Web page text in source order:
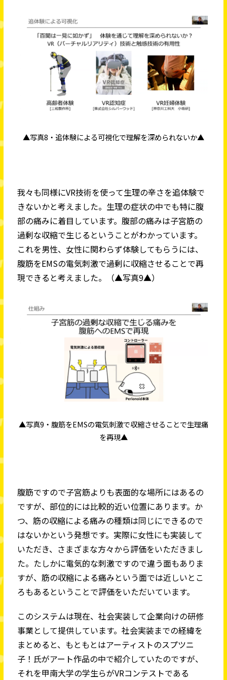
▲写真8・追体験による可視化で理解を深められないか▲
我々も同様にVR技術を使って生理の辛さを追体験で
きないかと考えました。生理の症状の中でも特に腹
部の痛みに着目しています。腹部の痛みは子宮筋の
過剰な収縮で生じるということがわかっています。
これを男性、女性に関わらず体験してもらうには、
腹筋をEMSの電気刺激で過剰に収縮させることで再
現できると考えました。（▲写真9▲）
▲写真9・腹筋をEMSの電気刺激で収縮させることで生理痛
を再現▲
腹筋ですので子宮筋よりも表面的な場所にはあるの
ですが、部位的には比較的近い位置にあります。か
つ、筋の収縮による痛みの種類は同じにできるので
はないかという発想です。実際に女性にも実装して
いただき、さまざまな方々から評価をいただきまし
た。たしかに電気的な刺激ですので違う面もありま
すが、筋の収縮による痛みという面では近しいとこ
ろもあるということで評価をいただいています。
このシステムは現在、社会実装して企業向けの研修
事業として提供しています。社会実装までの経緯を
まとめると、もともとはアーティストのスプツニ
子！氏がアート作品の中で紹介していたのですが、
それを甲南大学の学生らがVRコンテストである